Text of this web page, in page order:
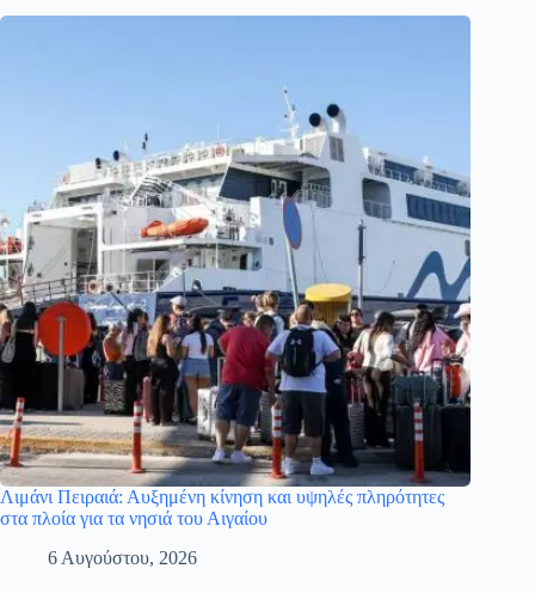
Λιμάνι Πειραιά: Αυξημένη κίνηση και υψηλές πληρότητες
στα πλοία για τα νησιά του Αιγαίου
6 Αυγούστου, 2026